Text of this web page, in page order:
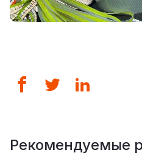
Рекомендуемые